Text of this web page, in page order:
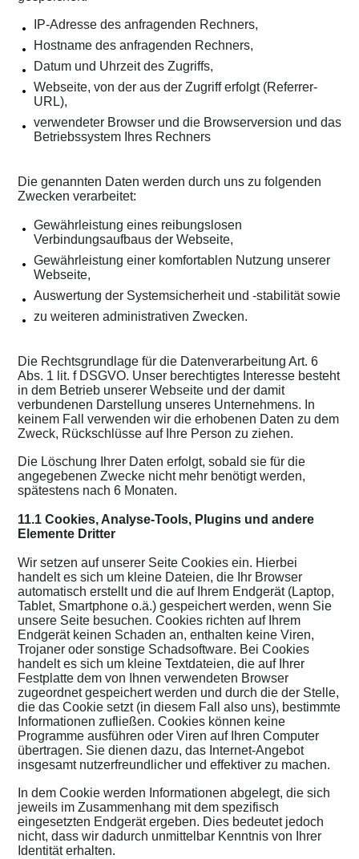
IP-Adresse des anfragenden Rechners,
Hostname des anfragenden Rechners,
Datum und Uhrzeit des Zugriffs,
Webseite, von der aus der Zugriff erfolgt (Referrer-
URL),
verwendeter Browser und die Browserversion und das
Betriebssystem Ihres Rechners
Die genannten Daten werden durch uns zu folgenden
Zwecken verarbeitet:
Gewährleistung eines reibungslosen
Verbindungsaufbaus der Webseite,
Gewährleistung einer komfortablen Nutzung unserer
Webseite,
Auswertung der Systemsicherheit und -stabilität sowie
zu weiteren administrativen Zwecken.
Die Rechtsgrundlage für die Datenverarbeitung Art. 6
Abs. 1 lit. f DSGVO. Unser berechtigtes Interesse besteht
in dem Betrieb unserer Webseite und der damit
verbundenen Darstellung unseres Unternehmens. In
keinem Fall verwenden wir die erhobenen Daten zu dem
Zweck, Rückschlüsse auf Ihre Person zu ziehen.
Die Löschung Ihrer Daten erfolgt, sobald sie für die
angegebenen Zwecke nicht mehr benötigt werden,
spätestens nach 6 Monaten.
11.1 Cookies, Analyse-Tools, Plugins und andere
Elemente Dritter
Wir setzen auf unserer Seite Cookies ein. Hierbei
handelt es sich um kleine Dateien, die Ihr Browser
automatisch erstellt und die auf Ihrem Endgerät (Laptop,
Tablet, Smartphone o.ä.) gespeichert werden, wenn Sie
unsere Seite besuchen. Cookies richten auf Ihrem
Endgerät keinen Schaden an, enthalten keine Viren,
Trojaner oder sonstige Schadsoftware. Bei Cookies
handelt es sich um kleine Textdateien, die auf Ihrer
Festplatte dem von Ihnen verwendeten Browser
zugeordnet gespeichert werden und durch die der Stelle,
die das Cookie setzt (in diesem Fall also uns), bestimmte
Informationen zufließen. Cookies können keine
Programme ausführen oder Viren auf Ihren Computer
übertragen. Sie dienen dazu, das Internet-Angebot
insgesamt nutzerfreundlicher und effektiver zu machen.
In dem Cookie werden Informationen abgelegt, die sich
jeweils im Zusammenhang mit dem spezifisch
eingesetzten Endgerät ergeben. Dies bedeutet jedoch
nicht, dass wir dadurch unmittelbar Kenntnis von Ihrer
Identität erhalten.